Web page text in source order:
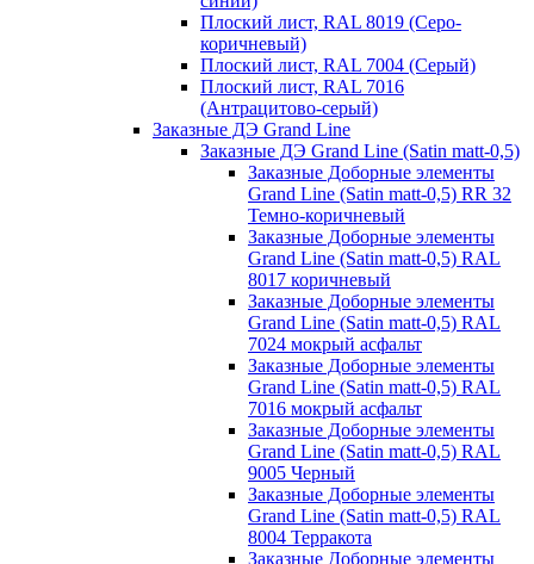
Плоский лист, RAL 8019 (Серо-
коричневый)
Плоский лист, RAL 7004 (Серый)
Плоский лист, RAL 7016
(Антрацитово-серый)
Заказные ДЭ Grand Line
Заказные ДЭ Grand Line (Satin matt-0,5)
Заказные Доборные элементы
Grand Line (Satin matt-0,5) RR 32
Темно-коричневый
Заказные Доборные элементы
Grand Line (Satin matt-0,5) RAL
8017 коричневый
Заказные Доборные элементы
Grand Line (Satin matt-0,5) RAL
7024 мокрый асфальт
Заказные Доборные элементы
Grand Line (Satin matt-0,5) RAL
7016 мокрый асфальт
Заказные Доборные элементы
Grand Line (Satin matt-0,5) RAL
9005 Черный
Заказные Доборные элементы
Grand Line (Satin matt-0,5) RAL
8004 Терракота
Заказные Доборные элементы